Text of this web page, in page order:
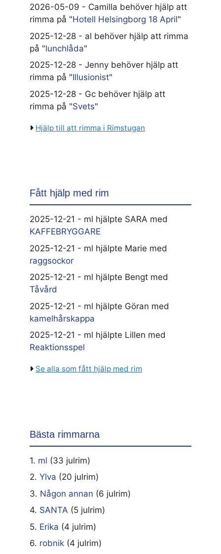
2026-05-09 - Camilla behöver hjälp att
rimma på "Hotell Helsingborg 18 April"
2025-12-28 - al behöver hjälp att rimma
på "lunchlåda"
2025-12-28 - Jenny behöver hjälp att
rimma på "Illusionist"
2025-12-28 - Gc behöver hjälp att
rimma på "Svets"
Hjälp till att rimma i Rimstugan
Fått hjälp med rim
2025-12-21 - ml hjälpte SARA med
KAFFEBRYGGARE
2025-12-21 - ml hjälpte Marie med
raggsockor
2025-12-21 - ml hjälpte Bengt med
Tåvård
2025-12-21 - ml hjälpte Göran med
kamelhårskappa
2025-12-21 - ml hjälpte Lillen med
Reaktionsspel
Se alla som fått hjälp med rim
Bästa rimmarna
1. ml (33 julrim)
2. Ylva (20 julrim)
3. Någon annan (6 julrim)
4. SANTA (5 julrim)
5. Erika (4 julrim)
6. robnik (4 julrim)